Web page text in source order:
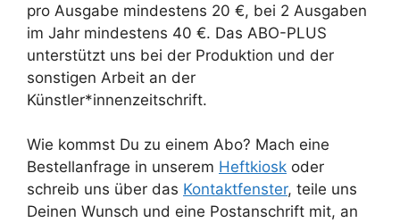
pro Ausgabe mindestens 20 €, bei 2 Ausgaben
im Jahr mindestens 40 €. Das ABO-PLUS
unterstützt uns bei der Produktion und der
sonstigen Arbeit an der
Künstler*innenzeitschrift.
Wie kommst Du zu einem Abo? Mach eine
Bestellanfrage in unserem Heftkiosk oder
schreib uns über das Kontaktfenster, teile uns
Deinen Wunsch und eine Postanschrift mit, an